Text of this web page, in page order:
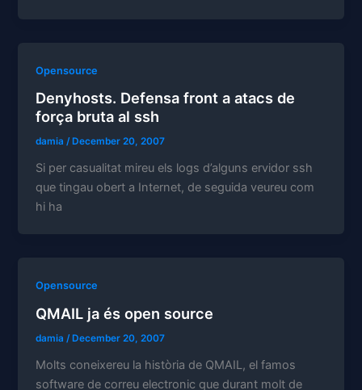
Opensource
Denyhosts. Defensa front a atacs de
força bruta al ssh
damia/ December 20, 2007
Si per casualitat mireu els logs d’alguns ervidor ssh
que tingau obert a Internet, de seguida veureu com
hi ha
Opensource
QMAIL ja és open source
damia /December 20, 2007
Molts coneixereu la història de QMAIL, el famos
software de correu electronic que durant molt de